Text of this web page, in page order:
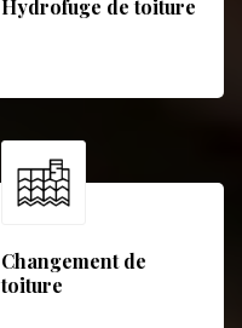
Hydrofuge de toiture
Changement de
toiture